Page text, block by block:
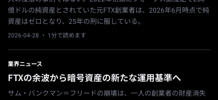
億ドルの純資産とされていた元FTX創業者は、2026年6月時点で純
資産はゼロとなり、25年の刑に服している。
2026-04-28 · 1分で読めます
業界ニュース
FTXの余波から暗号資産の新たな運用基準へ
サム・バンクマン＝フリードの崩壊は、一人の創業者の財産消失